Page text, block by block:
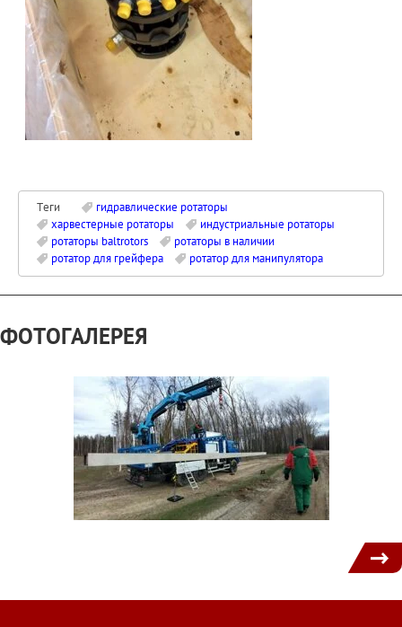
Теги
гидравлические ротаторы
харвестерные ротаторы
индустриальные ротаторы
ротаторы baltrotors
ротаторы в наличии
ротатор для грейфера
ротатор для манипулятора
ФОТОГАЛЕРЕЯ